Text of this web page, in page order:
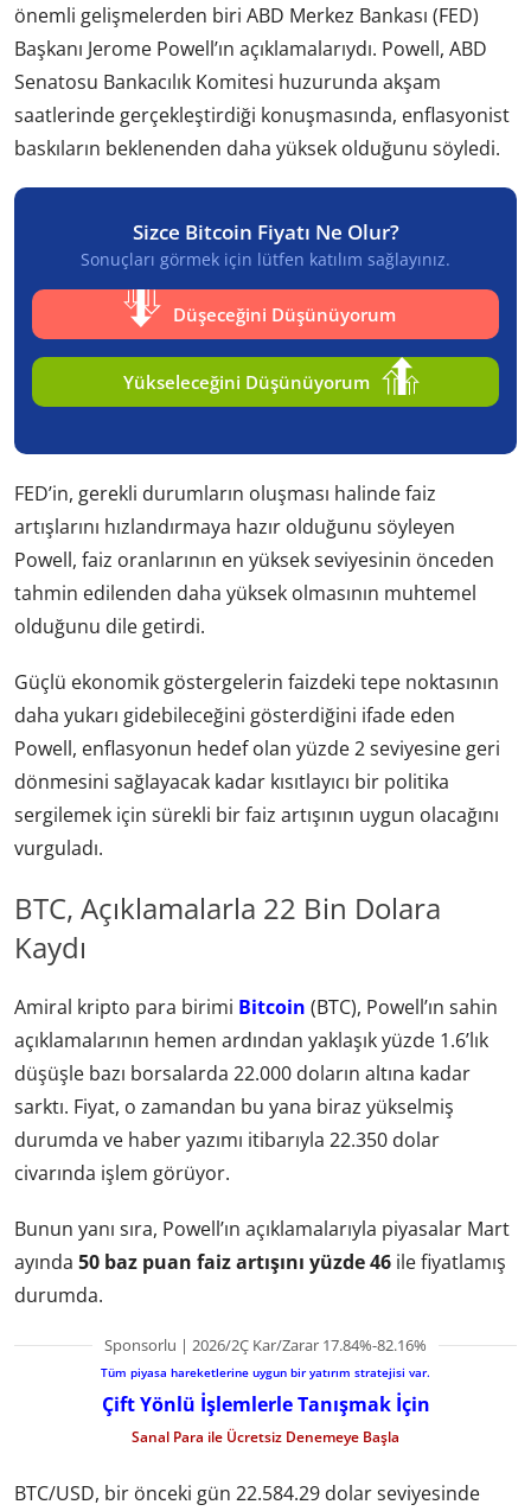
önemli gelişmelerden biri ABD Merkez Bankası (FED)
Başkanı Jerome Powell’ın açıklamalarıydı. Powell, ABD
Senatosu Bankacılık Komitesi huzurunda akşam
saatlerinde gerçekleştirdiği konuşmasında, enflasyonist
baskıların beklenenden daha yüksek olduğunu söyledi.
Sizce Bitcoin Fiyatı Ne Olur?
Sonuçları görmek için lütfen katılım sağlayınız.
Düşeceğini Düşünüyorum
Yükseleceğini Düşünüyorum
FED’in, gerekli durumların oluşması halinde faiz
artışlarını hızlandırmaya hazır olduğunu söyleyen
Powell, faiz oranlarının en yüksek seviyesinin önceden
tahmin edilenden daha yüksek olmasının muhtemel
olduğunu dile getirdi.
Güçlü ekonomik göstergelerin faizdeki tepe noktasının
daha yukarı gidebileceğini gösterdiğini ifade eden
Powell, enflasyonun hedef olan yüzde 2 seviyesine geri
dönmesini sağlayacak kadar kısıtlayıcı bir politika
sergilemek için sürekli bir faiz artışının uygun olacağını
vurguladı.
BTC, Açıklamalarla 22 Bin Dolara
Kaydı
Amiral kripto para birimi Bitcoin (BTC), Powell’ın sahin
açıklamalarının hemen ardından yaklaşık yüzde 1.6’lık
düşüşle bazı borsalarda 22.000 doların altına kadar
sarktı. Fiyat, o zamandan bu yana biraz yükselmiş
durumda ve haber yazımı itibarıyla 22.350 dolar
civarında işlem görüyor.
Bunun yanı sıra, Powell’ın açıklamalarıyla piyasalar Mart
ayında 50 baz puan faiz artışını yüzde 46 ile fiyatlamış
durumda.
Sponsorlu | 2026/2Ç Kar/Zarar 17.84%-82.16%
Tüm piyasa hareketlerine uygun bir yatırım stratejisi var.
Çift Yönlü İşlemlerle Tanışmak İçin
Sanal Para ile Ücretsiz Denemeye Başla
BTC/USD, bir önceki gün 22.584.29 dolar seviyesinde